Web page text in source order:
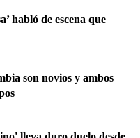
habló de escena que
son novios y ambos